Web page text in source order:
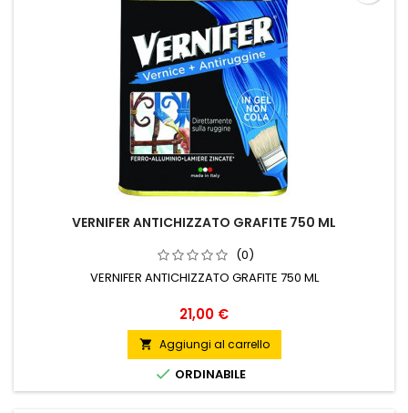
VERNIFER ANTICHIZZATO GRAFITE 750 ML
(0)
VERNIFER ANTICHIZZATO GRAFITE 750 ML
Prezzo
21,00 €
 Aggiungi al carrello
 ORDINABILE